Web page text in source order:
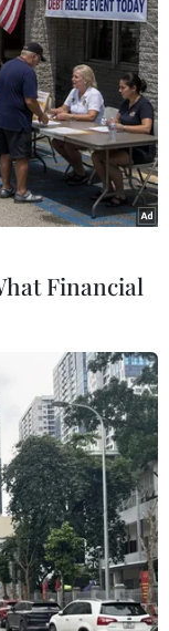
trên toàn
một cách
(Nguồn:
Antonio
Liên hợp
mẽ để
phát triển bền
Financial